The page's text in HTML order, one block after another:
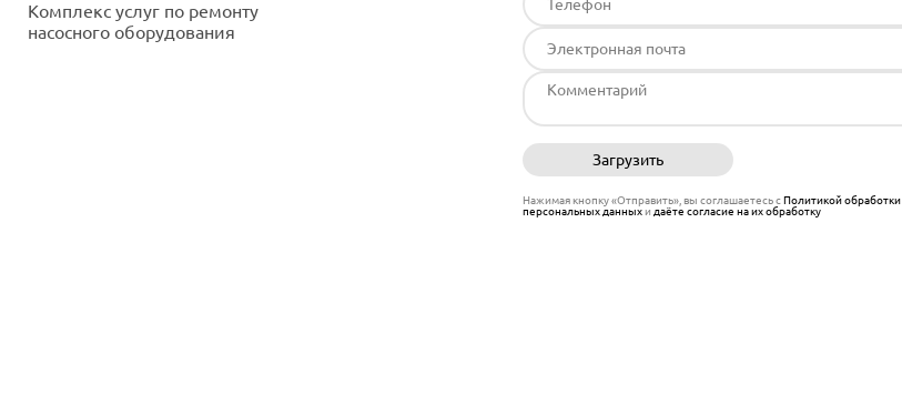
Комплекс услуг по ремонту
насосного оборудования
Загрузить
Нажимая кнопку «Отправить», вы соглашаетесь сПолитикой обработки
персональных данныхи даёте согласие на их обработку